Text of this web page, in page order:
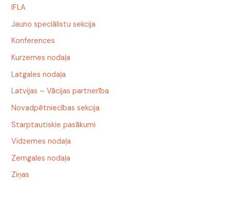
IFLA
Jauno speciālistu sekcija
Konferences
Kurzemes nodaļa
Latgales nodaļa
Latvijas – Vācijas partnerība
Novadpētniecības sekcija
Starptautiskie pasākumi
Vidzemes nodaļa
Zemgales nodaļa
Ziņas